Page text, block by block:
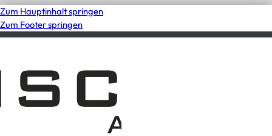
Zum Hauptinhalt springen
Zum Footer springen